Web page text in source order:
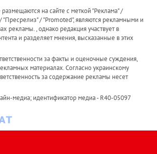
на сайте с меткой "Реклама" /
"Пресрелиз" / "Promoted", являются рекламными и
рекламы. , однако редакция участвует в
и разделяет мнения, высказанные в этих
за факты и оценочные суждения,
материалах. Согласно украинскому
за содержание рекламы несет
медиа; идентификатор медиа - R40-05097